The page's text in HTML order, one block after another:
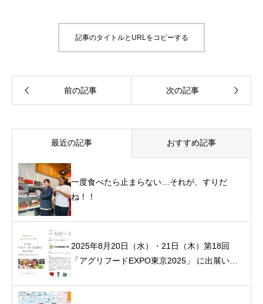
記事のタイトルとURLをコピーする
最近の記事 おすすめ記事
一度食べたら止まらない…それが、すりだ
ね！！
2025年8月20日（水）・21日（木）第18回
「アグリフードEXPO東京2025」 に出展いた